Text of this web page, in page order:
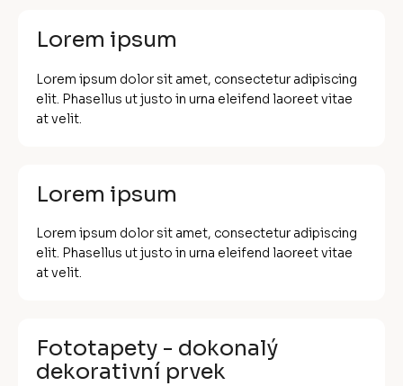
Lorem ipsum
Lorem ipsum dolor sit amet, consectetur adipiscing
elit. Phasellus ut justo in urna eleifend laoreet vitae
at velit.
Lorem ipsum
Lorem ipsum dolor sit amet, consectetur adipiscing
elit. Phasellus ut justo in urna eleifend laoreet vitae
at velit.
Fototapety - dokonalý
dekorativní prvek